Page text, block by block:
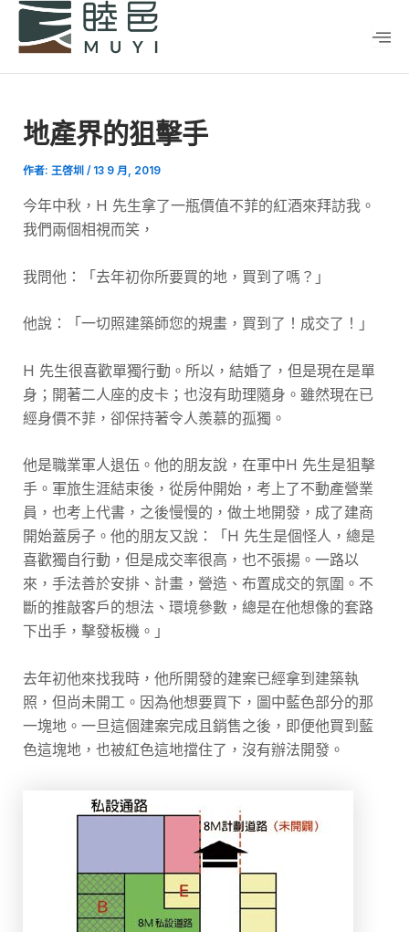
地產界的狙擊手
作者: 王啓圳 / 13 9 月, 2019
今年中秋，H 先生拿了一瓶價值不菲的紅酒來拜訪我。
我們兩個相視而笑，
我問他：「去年初你所要買的地，買到了嗎？」
他說：「一切照建築師您的規畫，買到了！成交了！」
H 先生很喜歡單獨行動。所以，結婚了，但是現在是單
身；開著二人座的皮卡；也沒有助理隨身。雖然現在已
經身價不菲，卻保持著令人羨慕的孤獨。
他是職業軍人退伍。他的朋友說，在軍中H 先生是狙擊
手。軍旅生涯結束後，從房仲開始，考上了不動產營業
員，也考上代書，之後慢慢的，做土地開發，成了建商
開始蓋房子。他的朋友又說：「H 先生是個怪人，總是
喜歡獨自行動，但是成交率很高，也不張揚。一路以
來，手法善於安排、計畫，營造、布置成交的氛圍。不
斷的推敲客戶的想法、環境參數，總是在他想像的套路
下出手，擊發板機。」
去年初他來找我時，他所開發的建案已經拿到建築執
照，但尚未開工。因為他想要買下，圖中藍色部分的那
一塊地。一旦這個建案完成且銷售之後，即便他買到藍
色這塊地，也被紅色這地擋住了，沒有辦法開發。
Post
navigation